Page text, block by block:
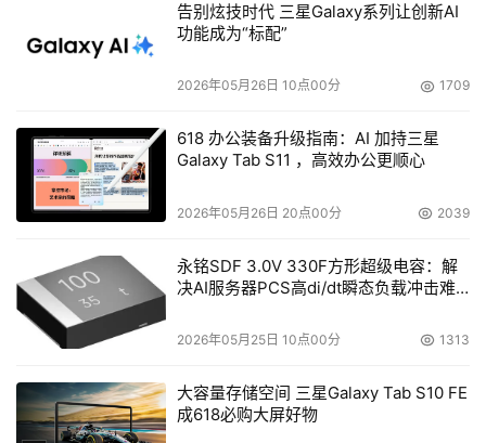
告别炫技时代 三星Galaxy系列让创新AI
功能成为“标配”
2026年05月26日 10点00分 1709
618 办公装备升级指南：AI 加持三星
Galaxy Tab S11 ，高效办公更顺心
2026年05月26日 20点00分 2039
永铭SDF 3.0V 330F方形超级电容：解
决AI服务器PCS高di/dt瞬态负载冲击难
2026年05月25日 10点00分 1313
大容量存储空间 三星Galaxy Tab S10 FE
成618必购大屏好物